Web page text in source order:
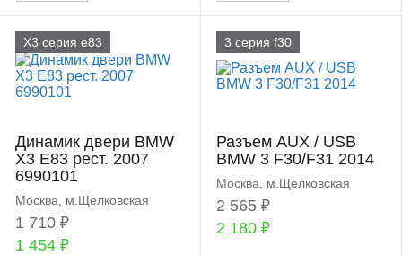
X3 серия e83
Динамик двери BMW
X3 E83 рест. 2007
6990101
Москва, м.Щелковская
1 710 ₽
1 454 ₽
3 серия f30
Разъем AUX / USB
BMW 3 F30/F31 2014
Москва, м.Щелковская
2 565 ₽
2 180 ₽